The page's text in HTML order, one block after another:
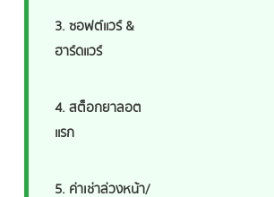
3. ซอฟต์แวร์ &
ฮาร์ดแวร์
4. สต็อกยาลอต
แรก
5. ค่าเช่าล่วงหน้า/